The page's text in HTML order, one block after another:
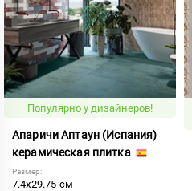
Популярно у дизайнеров!
Апаричи Аптаун (Испания)
керамическая плитка
Размер:
7.4x29.75 см